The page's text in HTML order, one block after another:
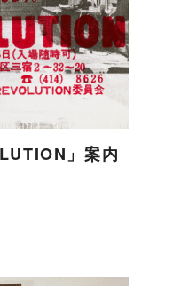
」案内